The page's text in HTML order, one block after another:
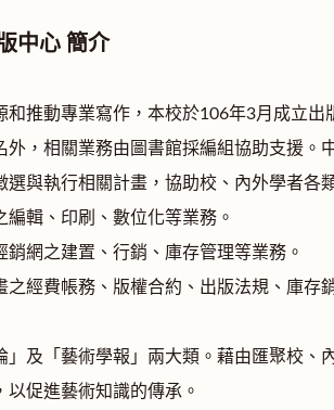
中心 簡介
和推動專業寫作，本校於106年3月成立
，相關業務由圖書館採編組協助支援。
選與執行相關計畫，協助校、內外學者各
編輯、印刷、數位化等業務。
銷網之建置、行銷、庫存管理等業務。
之經費帳務、版權合約、出版法規、庫存
」及「藝術學報」兩大類。藉由匯聚校、
促進藝術知識的傳承。